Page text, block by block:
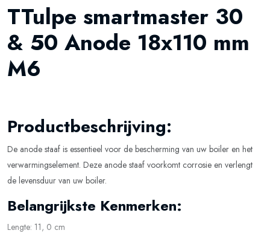
TTulpe smartmaster 30
& 50 Anode 18x110 mm
M6
Productbeschrijving:
De anode staaf is essentieel voor de bescherming van uw boiler en het
verwarmingselement. Deze anode staaf voorkomt corrosie en verlengt
de levensduur van uw boiler.
Belangrijkste Kenmerken:
Lengte: 11, 0 cm